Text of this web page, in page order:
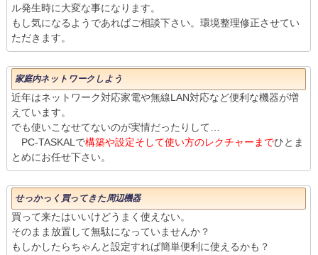
ル発生時に大変な事になります。
もし気になるようであればご相談下さい。環境整理修正させてい
ただきます。
家庭内ネットワークしよう
近年はネットワーク対応家電や無線LAN対応など便利な機器が増
えています。
でも使いこなせてないのが実情だったりして…
PC-TASKALで構築や設定そして使い方のレクチャーまでひとま
とめにお任せ下さい。
せっかっく買ってきた周辺機器
買って来たはいいけどうまく使えない。
そのまま放置して無駄になっていませんか？
もしかしたらちゃんと設定すれば簡単便利に使えるかも？